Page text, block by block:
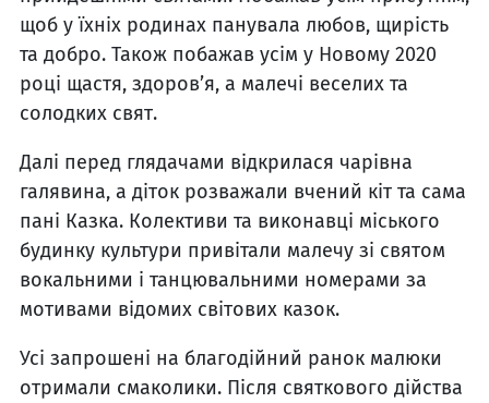
щоб у їхніх родинах панувала любов, щирість
та добро. Також побажав усім у Новому 2020
році щастя, здоров’я, а малечі веселих та
солодких свят.
Далі перед глядачами відкрилася чарівна
галявина, а діток розважали вчений кіт та сама
пані Казка. Колективи та виконавці міського
будинку культури привітали малечу зі святом
вокальними і танцювальними номерами за
мотивами відомих світових казок.
Усі запрошені на благодійний ранок малюки
отримали смаколики. Після святкового дійства